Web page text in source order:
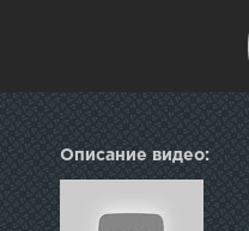
Описание видео: